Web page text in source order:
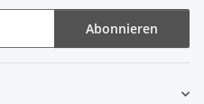
Abonnieren